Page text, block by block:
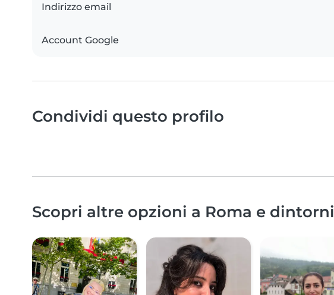
Indirizzo email
Account Google
Condividi questo profilo
Scopri altre opzioni a Roma e dintorni